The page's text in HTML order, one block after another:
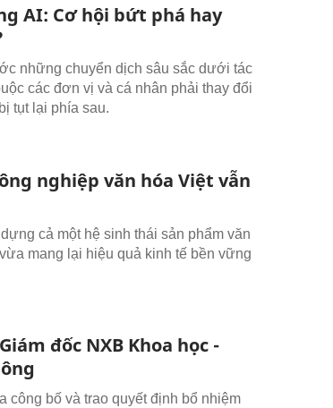
AI: Cơ hội bứt phá hay
những chuyển dịch sâu sắc dưới tác
các đơn vị và cá nhân phải thay đổi
tụt lại phía sau.
nghiệp văn hóa Việt vẫn
cả một hệ sinh thái sản phẩm văn
mang lại hiệu quả kinh tế bền vững
đốc NXB Khoa học -
công bố và trao quyết định bổ nhiệm